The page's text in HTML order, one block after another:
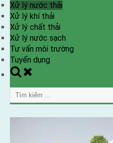
Xử lý nước thải
Xử lý khí thải
Xử lý chất thải
Xử lý nước sạch
Tư vấn môi trường
Tuyển dụng
Toggle
form
Tìm
kiếm
cho: